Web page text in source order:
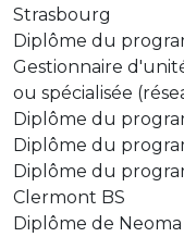
Strasbourg
Diplôme du
Gestionnaire
ou spécialisée
Diplôme du
Diplôme du
Diplôme du
Clermont BS
Diplôme de